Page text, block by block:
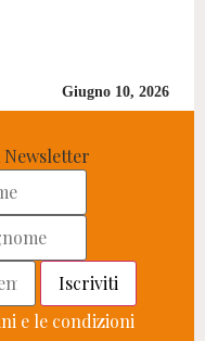
Giugno 10, 2026
e le condizioni